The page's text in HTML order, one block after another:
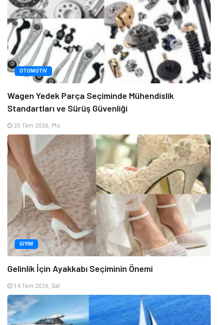
OTOMOTIV
Wagen Yedek Parça Seçiminde Mühendislik
Standartları ve Sürüş Güvenliği
20 Tem 2026, Pts
GIYIM
Gelinlik İçin Ayakkabı Seçiminin Önemi
14 Tem 2026, Sal